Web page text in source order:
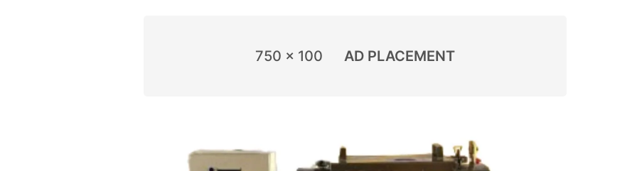
750 x 100 AD PLACEMENT